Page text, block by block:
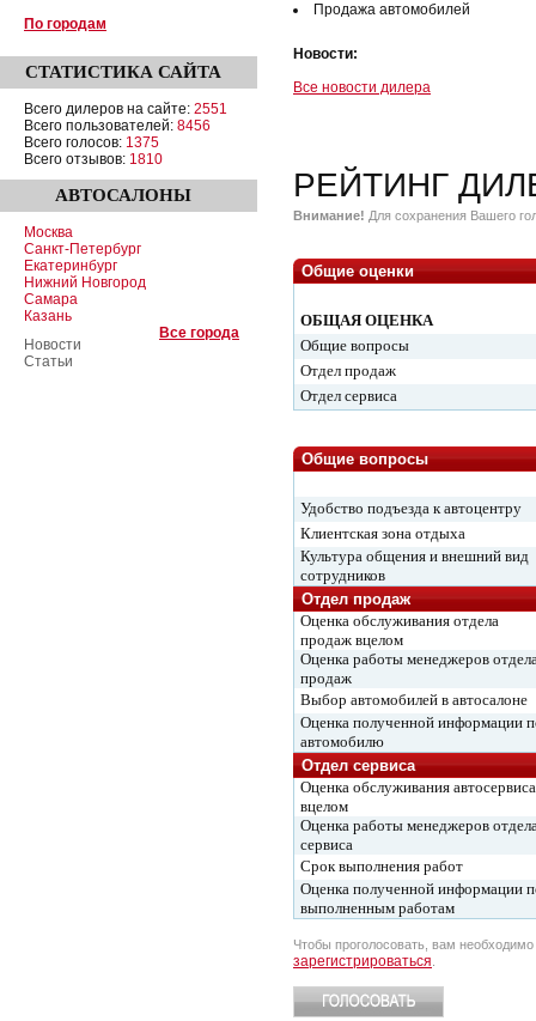
По городам
СТАТИСТИКА САЙТА
Всего дилеров на сайте: 2551
Всего пользователей: 8456
Всего голосов: 1375
Всего отзывов: 1810
АВТОСАЛОНЫ
Москва
Санкт-Петербург
Екатеринбург
Нижний Новгород
Самара
Казань
Все города
Новости
Статьи
Продажа автомобилей
Новости:
Все новости дилера
РЕЙТИНГ
Внимание! Для сохранения Вашего
Общие оценки
ОБЩАЯ ОЦЕНКА
Общие вопросы
Отдел продаж
Отдел сервиса
Общие вопросы
Удобство подъезда к автоцентру
Клиентская зона отдыха
Культура общения и внешний вид
сотрудников
Отдел продаж
Оценка обслуживания отдела
продаж вцелом
Оценка работы менеджеров
продаж
Выбор автомобилей в автосалоне
Оценка полученной информации
автомобилю
Отдел сервиса
Оценка обслуживания автосервиса
вцелом
Оценка работы менеджеров
сервиса
Срок выполнения работ
Оценка полученной информации
выполненным работам
Чтобы проголосовать, вам необходимо
зарегистрироваться